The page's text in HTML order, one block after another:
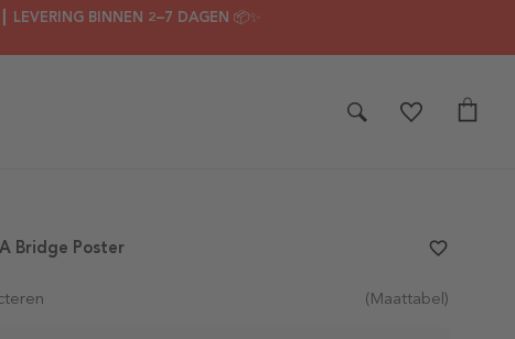
LEVERING BINNEN 2–7 DAGEN 📦✨
(Maattabel)
Bridge Poster favorite_border